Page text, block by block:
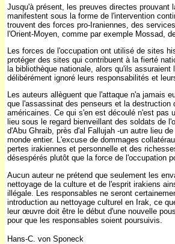
Jusqu'à présent, les preuves directes prouvant
manifestent sous la forme de l'intervention
trouvent des forces pro-Iraniennes, des
l'Orient-Moyen, comme par exemple Mossad,
Les forces de l'occupation ont utilisé de sites
protéger des sites qui contribuent à la fierté
la bibliothèque nationale, alors qu'ils
délibérément ignoré leurs responsabilités et
Les auteurs allèguent que l'attaque n'a jamais
que l'assassinat des penseurs et la
américaines. Ce qui s'en est découlé n'est pas
lieu sous le regard bienveillant des soldats de
d'Abu Ghraib, près d'al Fallujah -un autre lieu
monde entier. L'excuse de dommages
pertes irakiennes et personnelle et des
désespérés plutôt que la force de l'occupation
Aucun auteur ne prétend que seulement les
nettoyage de la culture et de l'esprit irakiens
illégale. Les responsables ne seront
introduction au nettoyage culturel en Irak, ce
leur œuvre doit être le début d'une nouvelle
pour que les responsables soient poursuivis.
Hans-C. von Sponeck